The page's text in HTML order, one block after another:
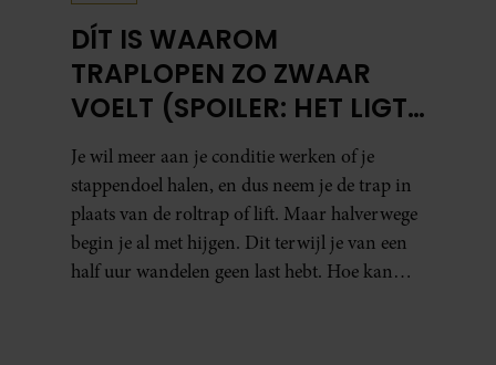
DÍT IS WAAROM
TRAPLOPEN ZO ZWAAR
VOELT (SPOILER: HET LIGT
NIET AAN JE CONDITIE)
Je wil meer aan je conditie werken of je
stappendoel halen, en dus neem je de trap in
plaats van de roltrap of lift. Maar halverwege
begin je al met hijgen. Dit terwijl je van een
half uur wandelen geen last hebt. Hoe kan